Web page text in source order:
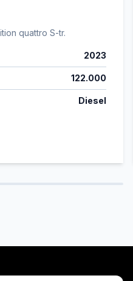
quattro S-tr.
2023
122.000
Diesel